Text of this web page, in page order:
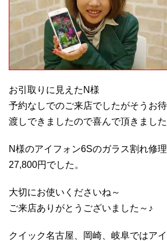
お引取りに見えたN様
予約なしでのご来店でしたがそうお
渡しできましたので喜んで頂きまし
N様のアイフォン6Sのガラス割れ修
27,800円でした。
大切にお使いくださいね～
ご来店ありがとうございました～♪
クイック名古屋、岡崎、岐阜ではア